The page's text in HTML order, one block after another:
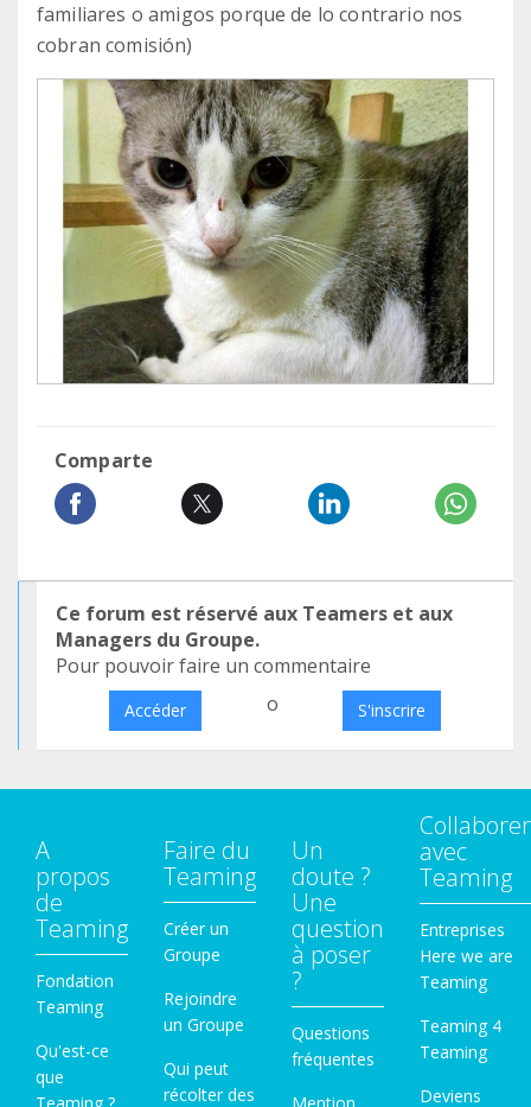
familiares o amigos porque de lo contrario nos
cobran comisión)
Comparte
Ce forum est réservé aux Teamers et aux
Managers du Groupe.
Pour pouvoir faire un commentaire
Accéder o S'inscrire
A
propos
de
Teaming
Fondation
Teaming
Qu'est-ce
que
Faire du
Teaming
Créer un
Groupe
Rejoindre
un Groupe
Qui peut
récolter des
Un
doute ?
Une
question
à poser
?
Questions
fréquentes
Collaborer
avec
Teaming
Entreprises
Here we are
Teaming
Teaming 4
Teaming
Deviens